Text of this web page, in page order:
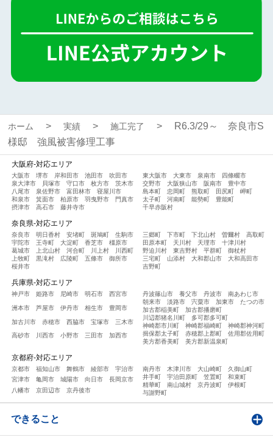
ホーム 実績 施工完了
R6.3/29～ 奈良市S
様邸 強風被害修理工事
大阪府-対応エリア
大阪市 堺市 岸和田市 池田市
吹田市
泉大津市
貝塚市 守口市 枚方市
茨木市
八尾市
泉佐野市 富田林市
寝屋川市
和泉市
箕面市 柏原市 羽曳野市
門真市
摂津市
高石市 藤井寺市
東大阪市 大東市 泉南市
四條畷市
交野市
大阪狭山市 阪南市
豊中市
島本町
忠岡町 熊取町 田尻町
岬町
太子町
河南町 能勢町
豊能町
千早赤阪村
奈良県-対応エリア
奈良市 明日香村 安堵町 斑鳩町
生駒市
宇陀市
王寺町 大淀町 香芝市
橿原市
葛城市
上北山村 河合町 川上村
川西町
上牧町
黒滝村 広陵町 五條市
御所市
桜井市
三郷町 下市町 下北山村 曽爾村
高取町
田原本町
天川村 天理市
十津川村
野迫川村
東吉野村 平群町
御杖村
三宅町
山添村 大和郡山市
大和高田市
吉野町
兵庫県-対応エリア
神戸市 姫路市 尼崎市 明石市 西宮市
洲本市 芦屋市 伊丹市 相生市 豊岡市
加古川市 赤穂市 西脇市 宝塚市 三木市
高砂市 川西市 小野市 三田市 加西市
丹波篠山市 養父市 丹波市
南あわじ市
朝来市
淡路市 宍粟市 加東市
たつの市
加古郡稲美町
加古郡播磨町
川辺郡猪名川町
多可郡多可町
神崎郡市川町
神崎郡福崎町
神崎郡神河町
揖保郡太子町
赤穂郡上郡町
佐用郡佐用町
美方郡香美町
美方郡新温泉町
京都府-対応エリア
京都市 福知山市 舞鶴市 綾部市
宇治市
宮津市
亀岡市 城陽市 向日市
長岡京市
八幡市
京田辺市 京丹後市
南丹市 木津川市 大山崎町
久御山町
井手町
宇治田原町 笠置町
和束町
精華町
南山城村 京丹波町
伊根町
与謝野町
できること